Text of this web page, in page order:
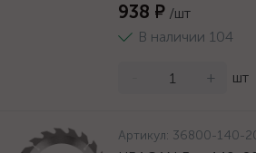
938 ₽ /шт
В наличии 104
+ шт
Артикул: 36800-140-